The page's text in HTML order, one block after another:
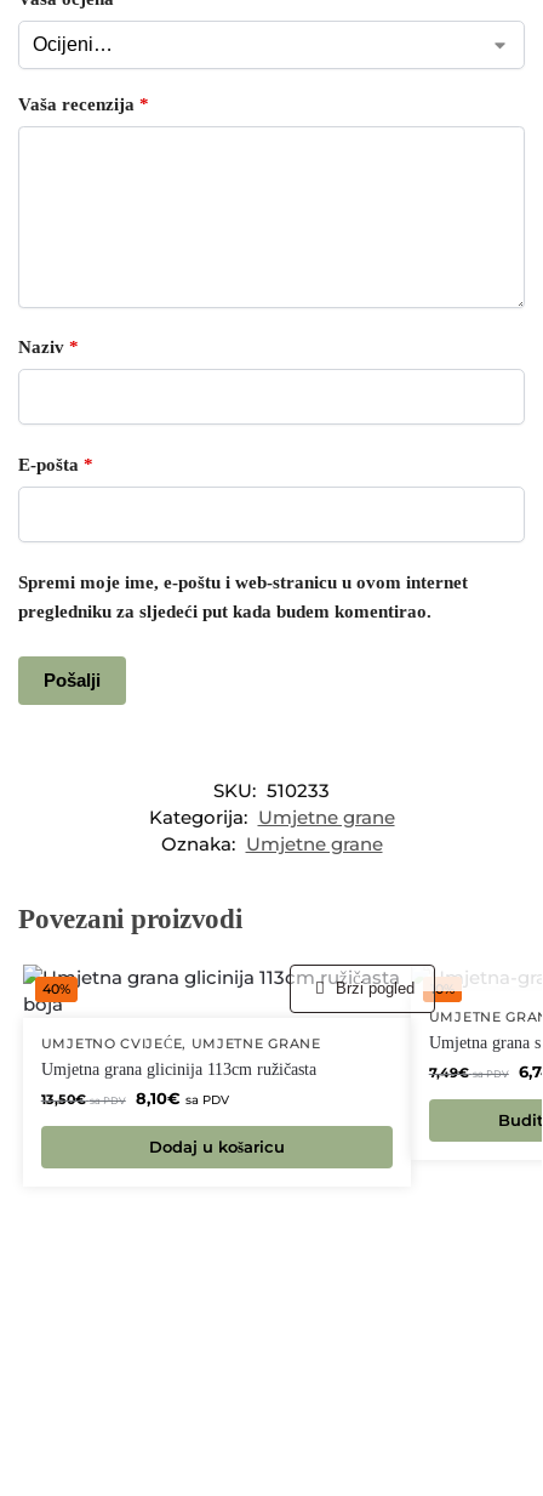
Vaša recenzija *
Naziv *
E-pošta *
Spremi moje ime, e-poštu i web-stranicu u ovom internet
pregledniku za sljedeći put kada budem komentirao.
SKU: 510233
Kategorija: Umjetne grane
Oznaka: Umjetne grane
Povezani proizvodi
40%
UMJETNO CVIJEĆE, UMJETNE GRANE
Umjetna grana glicinija 113cm ružičasta
13,50€ sa PDV 8,10€ sa PDV
Dodaj u košaricu
Brzi pogled 10%
UMJETNE
Umjetna grana
7,49€ sa PDV